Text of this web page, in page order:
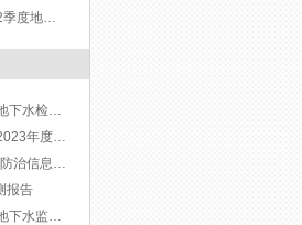
山东德源环氧科技有限公司2季度地下水检测报告
山东德源环氧科技有限公司地下水检测报告
山东德源环氧科技有限公司2023年度社会责任报告
2024年度危险废物污染环境防治信息公开
报告
山东德源环氧科技有限公司地下水监测报告